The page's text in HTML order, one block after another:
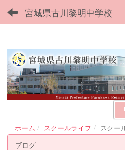
宮城県古川黎明中学校
ホーム スクールライフ
スクー
ブログ